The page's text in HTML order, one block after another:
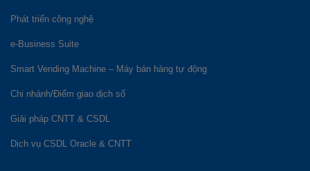
Phát triển công nghệ
e-Business Suite
Smart Vending Machine – Máy bán hàng tự động
Chi nhánh/Điểm giao dịch số
Giải pháp CNTT & CSDL
Dịch vụ CSDL Oracle & CNTT